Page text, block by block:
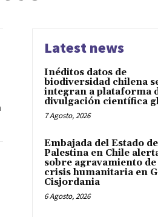
Latest news
Inéditos datos de
biodiversidad chilena
integran a plataforma
divulgación científica
7 Agosto, 2026
Embajada del Estado de
Palestina en Chile
sobre agravamiento de
crisis humanitaria en
Cisjordania
6 Agosto, 2026